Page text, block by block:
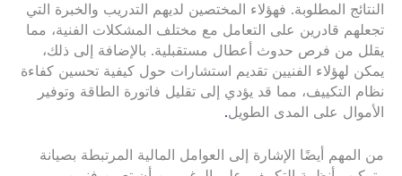
النتائج المطلوبة. فهؤلاء المختصين لديهم التدريب والخبرة التي
تجعلهم قادرين على التعامل مع مختلف المشكلات الفنية، مما
يقلل من فرص حدوث أعطال مستقبلية. بالإضافة إلى ذلك،
يمكن لهؤلاء الفنيين تقديم استشارات حول كيفية تحسين كفاءة
نظام التكييف، مما قد يؤدي إلى تقليل فاتورة الطاقة وتوفير
الأموال على المدى الطويل.
من المهم أيضًا الإشارة إلى العوامل المالية المرتبطة بصيانة